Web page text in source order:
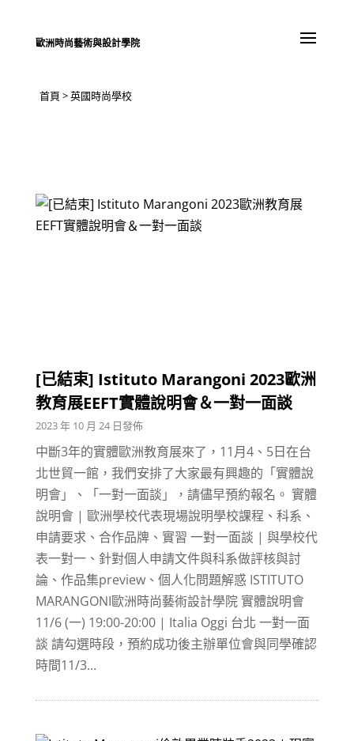
歐洲時尚藝術與設計學院
首頁 >英國時尚學校
[已結束] Istituto Marangoni 2023歐洲
教育展EEFT實體說明會＆一對一面談
2023 年 10 月 24 日發佈
中斷3年的實體歐洲教育展來了，11月4、5日在台
北世貿一館，我們安排了大家最有興趣的「實體說
明會」、「一對一面談」，請儘早預約報名。 實體
說明會 | 歐洲學校代表現場說明學校課程、科系、
申請要求、合作品牌、實習 一對一面談 | 與學校代
表一對一、針對個人申請文件與科系做評核與討
論、作品集preview、個人化問題解惑 ISTITUTO
MARANGONI歐洲時尚藝術設計學院 實體說明會
11/6 (一) 19:00-20:00 | Italia Oggi 台北 一對一面
談 請勾選時段，預約成功後主辦單位會與同學確認
時間11/3...